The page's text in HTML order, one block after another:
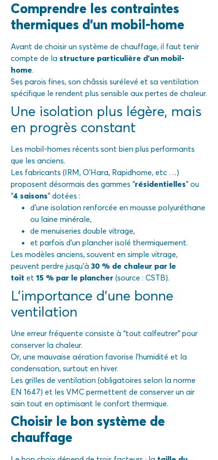
Comprendre les contraintes
thermiques d’un mobil-home
Avant de choisir un système de chauffage, il faut tenir
compte de lastructure particulière d’un mobil-
home.
Ses parois fines, son châssis surélevé et sa ventilation
spécifique le rendent plus sensible aux pertes de chaleur.
Une isolation plus légère, mais
en progrès constant
Les mobil-homes récents sont bien plus performants
que les anciens.
Les fabricants (IRM, O’Hara, Rapidhome, etc …)
proposent désormais des gammes “résidentielles” ou
“4 saisons” dotées :
d’une isolation renforcée en mousse polyuréthane
ou laine minérale,
de menuiseries double vitrage,
et parfois d’un plancher isolé thermiquement.
Les modèles anciens, souvent en simple vitrage,
peuvent perdre jusqu’à30 % de chaleur par le
toit et15 % par le plancher (source : CSTB).
L’importance d’une bonne
ventilation
Une erreur fréquente consiste à “tout calfeutrer” pour
conserver la chaleur.
Or, une mauvaise aération favorise l’humidité et la
condensation, surtout en hiver.
Les grilles de ventilation (obligatoires selon la norme
EN 1647) et les VMC permettent de conserver un air
sain tout en optimisant le confort thermique.
Choisir le bon système de
chauffage